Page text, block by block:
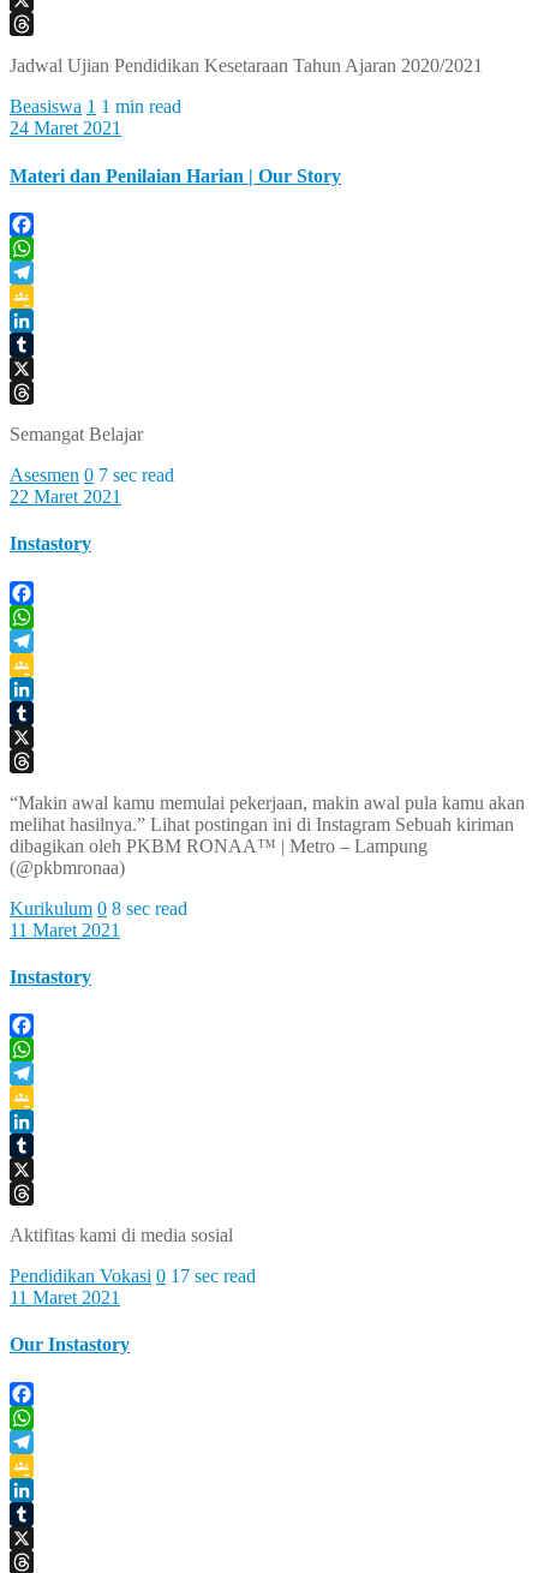
X
Jadwal Ujian Pendidikan Kesetaraan Tahun Ajaran 2020/2021
Beasiswa 1 1 min read
24 Maret 2021
Materi dan Penilaian Harian | Our Story
Facebook
WhatsApp
Telegram
Google
Classroom
LinkedIn
Tumblr
X
Semangat Belajar
Asesmen 0 7 sec read
22 Maret 2021
Instastory
Facebook
WhatsApp
Telegram
Google
Classroom
LinkedIn
Tumblr
X
“Makin awal kamu memulai pekerjaan, makin awal pula kamu akan
melihat hasilnya.” Lihat postingan ini di Instagram Sebuah kiriman
dibagikan oleh PKBM RONAA™ | Metro – Lampung
(@pkbmronaa)
Kurikulum 0 8 sec read
11 Maret 2021
Instastory
Facebook
WhatsApp
Telegram
Google
Classroom
LinkedIn
Tumblr
X
Aktifitas kami di media sosial
Pendidikan Vokasi 0 17 sec read
11 Maret 2021
Our Instastory
Facebook
WhatsApp
Telegram
Google
Classroom
LinkedIn
Tumblr
X